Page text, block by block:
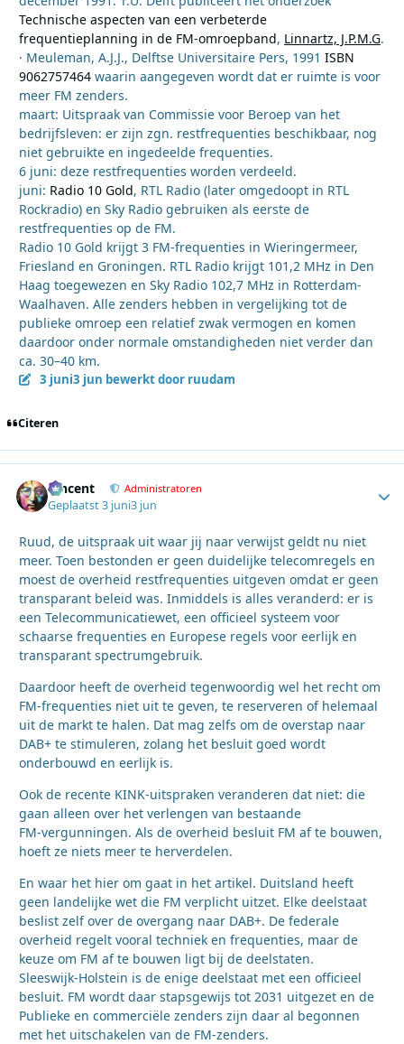
Technische aspecten van een verbeterde
frequentieplanning in de FM-omroepband, Linnartz, J.P.M.G.
· Meuleman, A.J.J., Delftse Universitaire Pers, 1991 ISBN
9062757464 waarin aangegeven wordt dat er ruimte is voor
meer FM zenders.
maart: Uitspraak van Commissie voor Beroep van het
bedrijfsleven: er zijn zgn. restfrequenties beschikbaar, nog
niet gebruikte en ingedeelde frequenties.
6 juni: deze restfrequenties worden verdeeld.
juni: Radio 10 Gold, RTL Radio (later omgedoopt in RTL
Rockradio) en Sky Radio gebruiken als eerste de
restfrequenties op de FM.
Radio 10 Gold krijgt 3 FM-frequenties in Wieringermeer,
Friesland en Groningen. RTL Radio krijgt 101,2 MHz in Den
Haag toegewezen en Sky Radio 102,7 MHz in Rotterdam-
Waalhaven. Alle zenders hebben in vergelijking tot de
publieke omroep een relatief zwak vermogen en komen
daardoor onder normale omstandigheden niet verder dan
ca. 30–40 km.
3 juni3 jun bewerkt door ruudam
Citeren
Vincent Administratoren
Geplaatst3 juni3 jun
Ruud, de uitspraak uit waar jij naar verwijst geldt nu niet
meer. Toen bestonden er geen duidelijke telecomregels en
moest de overheid restfrequenties uitgeven omdat er geen
transparant beleid was. Inmiddels is alles veranderd: er is
een Telecommunicatiewet, een officieel systeem voor
schaarse frequenties en Europese regels voor eerlijk en
transparant spectrumgebruik.
Daardoor heeft de overheid tegenwoordig wel het recht om
FM‑frequenties niet uit te geven, te reserveren of helemaal
uit de markt te halen. Dat mag zelfs om de overstap naar
DAB+ te stimuleren, zolang het besluit goed wordt
onderbouwd en eerlijk is.
Ook de recente KINK‑uitspraken veranderen dat niet: die
gaan alleen over het verlengen van bestaande
FM‑vergunningen. Als de overheid besluit FM af te bouwen,
hoeft ze niets meer te herverdelen.
En waar het hier om gaat in het artikel. Duitsland heeft
geen landelijke wet die FM verplicht uitzet. Elke deelstaat
beslist zelf over de overgang naar DAB+. De federale
overheid regelt vooral techniek en frequenties, maar de
keuze om FM af te bouwen ligt bij de deelstaten.
Sleeswijk‑Holstein is de enige deelstaat met een officieel
besluit. FM wordt daar stapsgewijs tot 2031 uitgezet en de
Publieke en commerciële zenders zijn daar al begonnen
met het uitschakelen van de FM‑zenders.